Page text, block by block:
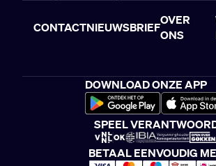
CONTACTNIEUWSBRIEF
OVER
ONS
DOWNLOAD ONZE APP
SPEEL
BETAAL EENVOUDIG